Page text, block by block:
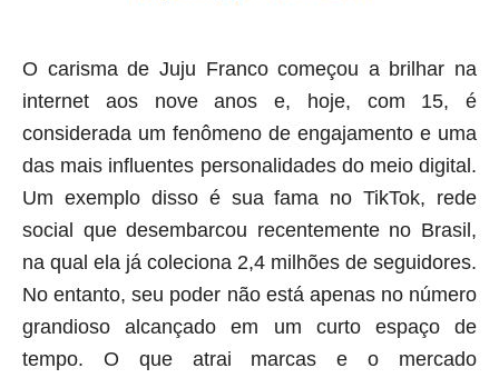
O carisma de Juju Franco começou a brilhar na
internet aos nove anos e, hoje, com 15, é
considerada um fenômeno de engajamento e uma
das mais influentes personalidades do meio digital.
Um exemplo disso é sua fama no TikTok, rede
social que desembarcou recentemente no Brasil,
na qual ela já coleciona 2,4 milhões de seguidores.
No entanto, seu poder não está apenas no número
grandioso alcançado em um curto espaço de
tempo. O que atrai marcas e o mercado